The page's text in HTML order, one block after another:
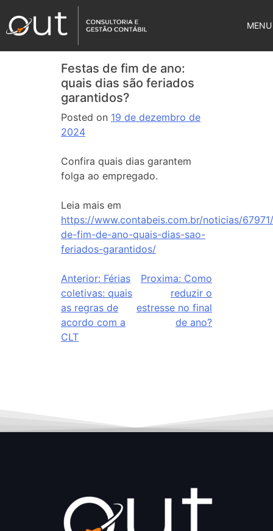
MENU
Festas de fim de ano:
quais dias são feriados
garantidos?
Posted on 19 de dezembro de
2024
Confira quais dias garantem
folga ao empregado.
Leia mais em
https://www.contabeis.com.br/noticias/
de-fim-de-ano-quais-dias-sao-
feriados-garantidos/
Anterior: Férias
coletivas: quais
as regras de
acordo com a
CLT
Proxima: Como
reduzir o
estresse no final
de ano?